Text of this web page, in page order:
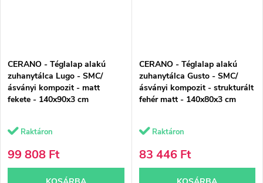
CERANO - Téglalap alakú
zuhanytálca Lugo - SMC/
ásványi kompozit - matt
fekete - 140x90x3 cm
Raktáron
99 808 Ft
CERANO - Téglalap alakú
zuhanytálca Gusto - SMC/
ásványi kompozit - strukturált
fehér matt - 140x80x3 cm
Raktáron
83 446 Ft